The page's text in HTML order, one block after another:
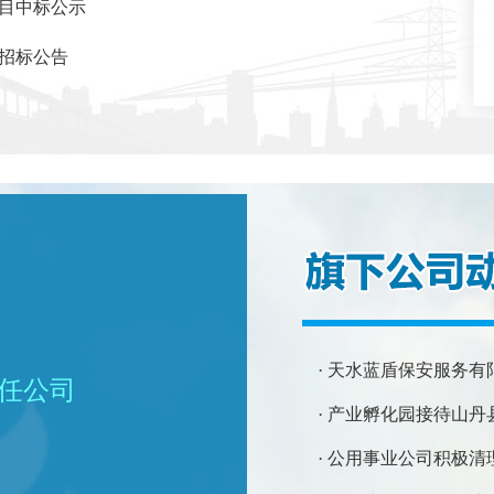
中标公示
标公告
公司
· 天水蓝盾保安服务
· 产业孵化园接待山
· 公用事业公司积极清